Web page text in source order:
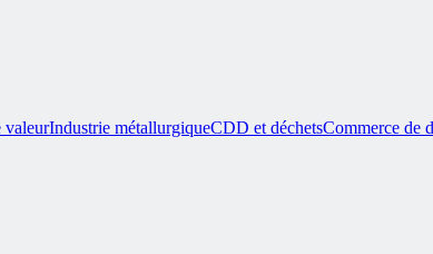
valeurIndustrie métallurgiqueCDD et déchetsCommerce de